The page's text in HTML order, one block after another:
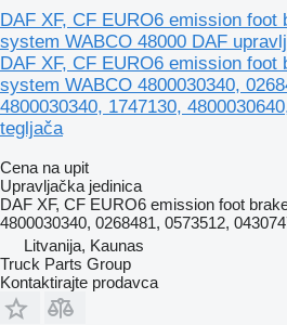
DAF XF, CF EURO6 emission foot
system WABCO 48000 DAF
DAF XF, CF EURO6 emission foot
system WABCO 4800030340,
4800030340, 1747130,
tegljača
Cena na upit
Upravljačka jedinica
DAF XF, CF EURO6 emission foot
4800030340, 0268481, 0573512,
Litvanija, Kaunas
Truck Parts Group
Kontaktirajte prodavca